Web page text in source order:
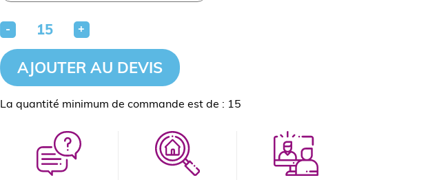
- +
AJOUTER AU DEVIS
La quantité minimum de commande est de : 15